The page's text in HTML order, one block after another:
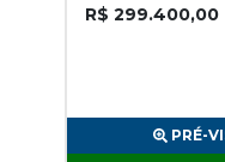
R$ 299.400,00
PRÉ-